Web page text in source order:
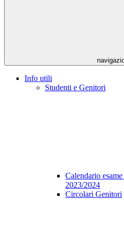
Info utili
Studenti e Genitori
Calendario
2023/2024
Circolari Genitori